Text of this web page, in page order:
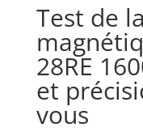
Test de
28RE
et
vous